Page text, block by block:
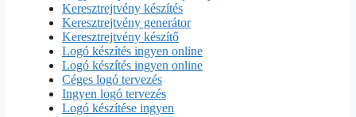
Keresztrejtvény készítés
Keresztrejtvény generátor
Keresztrejtvény készítő
Logó készítés ingyen online
Logó készítés ingyen online
Céges logó tervezés
Ingyen logó tervezés
Logó készítése ingyen